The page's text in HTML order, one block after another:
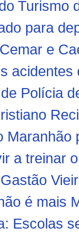
Turismo
para
e
Polícia
Maranhão
a treinar
é mais
Escolas